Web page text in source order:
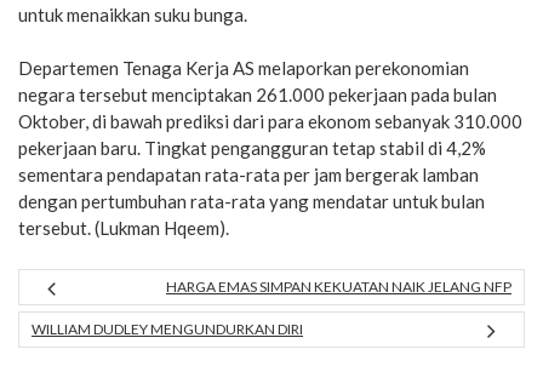
untuk menaikkan suku bunga.
Departemen Tenaga Kerja AS melaporkan perekonomian
negara tersebut menciptakan 261.000 pekerjaan pada bulan
Oktober, di bawah prediksi dari para ekonom sebanyak 310.000
pekerjaan baru. Tingkat pengangguran tetap stabil di 4,2%
sementara pendapatan rata-rata per jam bergerak lamban
dengan pertumbuhan rata-rata yang mendatar untuk bulan
tersebut. (Lukman Hqeem).
HARGA EMAS SIMPAN KEKUATAN NAIK JELANG NFP
WILLIAM DUDLEY MENGUNDURKAN DIRI